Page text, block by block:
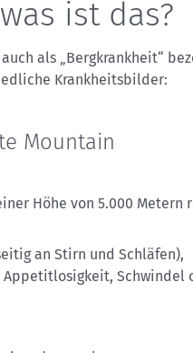
ist das?
als „Bergkrankheit“
Krankheitsbilder:
Mountain
Höhe von 5.000 Metern
an Stirn und Schläfen),
Schwindel